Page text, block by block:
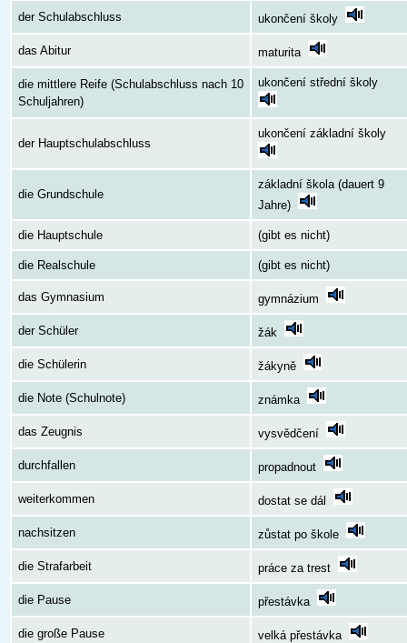
der Schulabschluss ukončení školy
das Abitur maturita
die mittlere Reife (Schulabschluss nach 10
Schuljahren)
ukončení střední školy
der Hauptschulabschluss
ukončení základní školy
die Grundschule
základní škola (dauert 9
Jahre)
die Hauptschule (gibt es nicht)
die Realschule (gibt es nicht)
das Gymnasium gymnázium
der Schüler žák
die Schülerin žákyně
die Note (Schulnote) známka
das Zeugnis vysvědčení
durchfallen propadnout
weiterkommen dostat se dál
nachsitzen zůstat po škole
die Strafarbeit práce za trest
die Pause přestávka
die große Pause velká přestávka